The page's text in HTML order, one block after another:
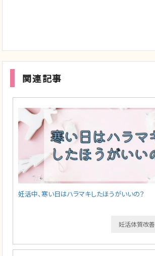
関連記事
妊活中、寒い日はハラマキしたほうがいいの？
妊活体質改善